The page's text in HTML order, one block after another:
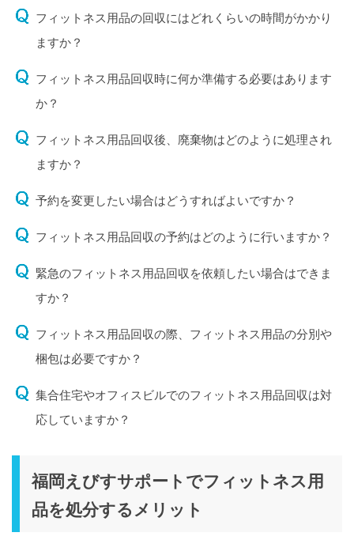
フィットネス用品の回収にはどれくらいの時間がかかり
ますか？
フィットネス用品回収時に何か準備する必要はあります
か？
フィットネス用品回収後、廃棄物はどのように処理され
ますか？
予約を変更したい場合はどうすればよいですか？
フィットネス用品回収の予約はどのように行いますか？
緊急のフィットネス用品回収を依頼したい場合はできま
すか？
フィットネス用品回収の際、フィットネス用品の分別や
梱包は必要ですか？
集合住宅やオフィスビルでのフィットネス用品回収は対
応していますか？
福岡えびすサポートでフィットネス用
品を処分するメリット